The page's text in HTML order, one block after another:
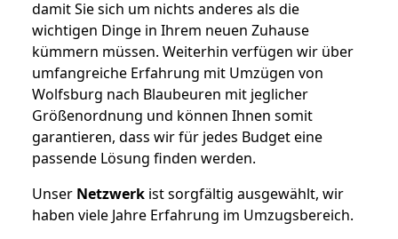
damit Sie sich um nichts anderes als die
wichtigen Dinge in Ihrem neuen Zuhause
kümmern müssen. Weiterhin verfügen wir über
umfangreiche Erfahrung mit Umzügen von
Wolfsburg nach Blaubeuren mit jeglicher
Größenordnung und können Ihnen somit
garantieren, dass wir für jedes Budget eine
passende Lösung finden werden.
Unser Netzwerk ist sorgfältig ausgewählt, wir
haben viele Jahre Erfahrung im Umzugsbereich.